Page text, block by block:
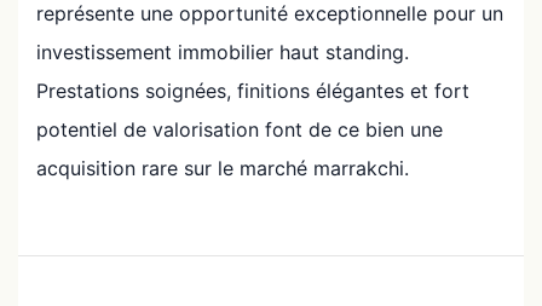
représente une opportunité exceptionnelle pour un
investissement immobilier haut standing.
Prestations soignées, finitions élégantes et fort
potentiel de valorisation font de ce bien une
acquisition rare sur le marché marrakchi.